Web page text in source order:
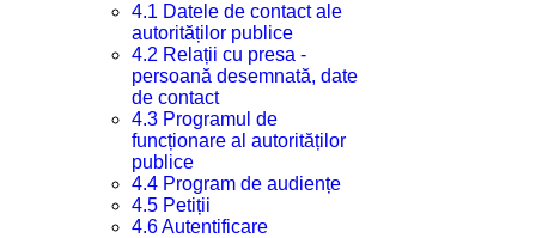
4.1 Datele de contact ale
autorităților publice
4.2 Relații cu presa -
persoană desemnată, date
de contact
4.3 Programul de
funcționare al autorităților
publice
4.4 Program de audiențe
4.5 Petiții
4.6 Autentificare